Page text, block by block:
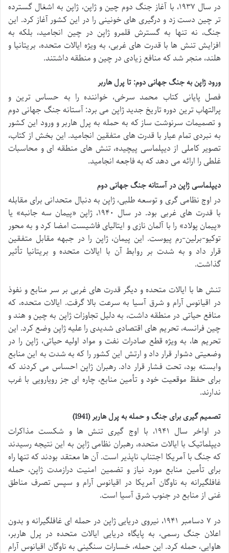
در سال ۱۹۳۷، با آغاز جنگ دوم چین و ژاپن، ژاپن به اشغال گسترده
تر چین دست زد و درگیری های خونینی را در این کشور آغاز کرد. این
جنگ، نه تنها به گسترش قلمرو ژاپن در چین انجامید، بلکه به
افزایش تنش ها با قدرت های غربی، به ویژه ایالات متحده، بریتانیا و
هلند، منجر شد که منافع زیادی در چین و منطقه داشتند.
ورود ژاپن به جنگ جهانی دوم: تا پرل هاربر
فصل پایانی کتاب محمد سرخی، خواننده را به حساس ترین و
پرالتهاب ترین دوره تاریخ جدید ژاپن می برد: آستانه جنگ جهانی دوم
و تصمیمات سرنوشت ساز که به حمله به پرل هاربر و ورود این کشور
به نبردی تمام عیار با قدرت های متفقین انجامید. این بخش از کتاب،
تصویر کاملی از دیپلماسی پیچیده، تنش های منطقه ای و محاسبات
غلطی را ارائه می دهد که به فاجعه انجامید.
دیپلماسی ژاپن در آستانه جنگ جهانی دوم
در اوج نظامی گری و توسعه طلبی، ژاپن به دنبال متحدانی برای مقابله
با قدرت های غربی بود. در سال ۱۹۴۰، ژاپن «پیمان سه جانبه» یا
«پیمان پولاد» را با آلمان نازی و ایتالیای فاشیست امضا کرد و به محور
توکیو-برلین-رم پیوست. این پیمان، ژاپن را در جبهه مقابل متفقین
قرار داد و به شدت بر روابط آن با ایالات متحده و بریتانیا تأثیر
گذاشت.
تنش ها با ایالات متحده و دیگر قدرت های غربی بر سر منابع و نفوذ
در اقیانوس آرام و شرق آسیا به سرعت بالا گرفت. ایالات متحده، که
منافع حیاتی در منطقه داشت، به دلیل تجاوزات ژاپن به چین و هند و
چین فرانسه، تحریم های اقتصادی شدیدی را علیه ژاپن وضع کرد. این
تحریم ها، به ویژه قطع صادرات نفت و مواد اولیه حیاتی، ژاپن را در
وضعیتی دشوار قرار داد و ارتش این کشور را که به شدت به این منابع
وابسته بود، تحت فشار قرار داد. رهبران ژاپن احساس می کردند که
برای حفظ موقعیت خود و تأمین منابع، چاره ای جز رویارویی با غرب
ندارند.
تصمیم گیری برای جنگ و حمله به پرل هاربر (1941)
در اواخر سال ۱۹۴۱، با اوج گیری تنش ها و شکست مذاکرات
دیپلماتیک با ایالات متحده، رهبران نظامی ژاپن به این نتیجه رسیدند
که جنگ با آمریکا اجتناب ناپذیر است. آن ها معتقد بودند که تنها راه
برای تأمین منابع مورد نیاز و تضمین امنیت درازمدت ژاپن، حمله
غافلگیرانه به ناوگان آمریکا در اقیانوس آرام و سپس تصرف مناطق
غنی از منابع در جنوب شرق آسیا است.
در ۷ دسامبر ۱۹۴۱، نیروی دریایی ژاپن در حمله ای غافلگیرانه و بدون
اعلان جنگ رسمی، به پایگاه دریایی ایالات متحده در پرل هاربر،
هاوایی، حمله کرد. این حمله، خسارات سنگینی به ناوگان اقیانوس آرام